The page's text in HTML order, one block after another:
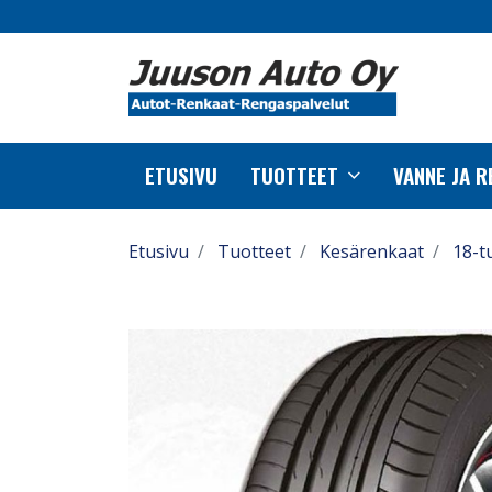
ETUSIVU TUOTTEET VANNE JA
Etusivu Tuotteet Kesärenkaat 18-